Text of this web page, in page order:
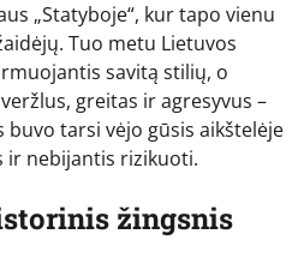
„Statyboje“, kur tapo vienu
Tuo metu Lietuvos
savitą stilių, o
greitas ir agresyvus –
buvo tarsi vėjo gūsis aikštelėje
ir nebijantis rizikuoti.
žingsnis